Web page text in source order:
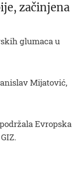
začinjena
glumaca u
Mijatović,
Evropska